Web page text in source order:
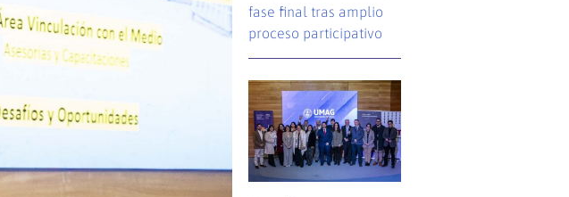
fase final tras amplio
proceso participativo